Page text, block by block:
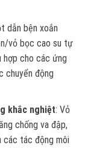
dẫn bện xoắn
vỏ bọc cao su tự
hợp cho các ứng
chuyển động
khắc nghiệt: Vỏ
chống va đập,
các tác động môi